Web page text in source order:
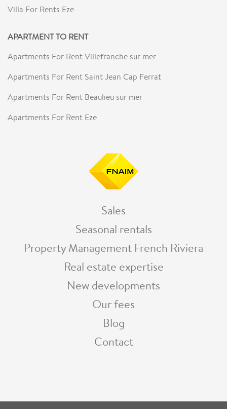
Villa For Rents Eze
APARTMENT TO RENT
Apartments For Rent Villefranche sur mer
Apartments For Rent Saint Jean Cap Ferrat
Apartments For Rent Beaulieu sur mer
Apartments For Rent Eze
Sales
Seasonal rentals
Property Management French Riviera
Real estate expertise
New developments
Our fees
Blog
Contact